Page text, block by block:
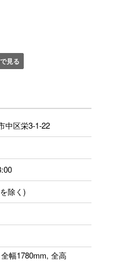
見る
中区栄3-1-22
除く)
幅1780mm, 全高